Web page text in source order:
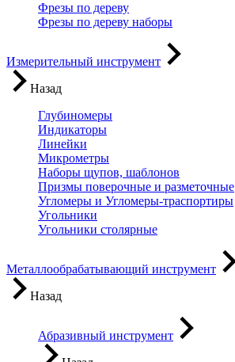
Фрезы по дереву
Фрезы по дереву наборы
Измерительный инструмент
Назад
Глубиномеры
Индикаторы
Линейки
Микрометры
Наборы щупов, шаблонов
Призмы поверочные и разметочные
Угломеры и Угломеры-траспортиры
Угольники
Угольники столярные
Металлообрабатывающий инструмент
Назад
Абразивный инструмент